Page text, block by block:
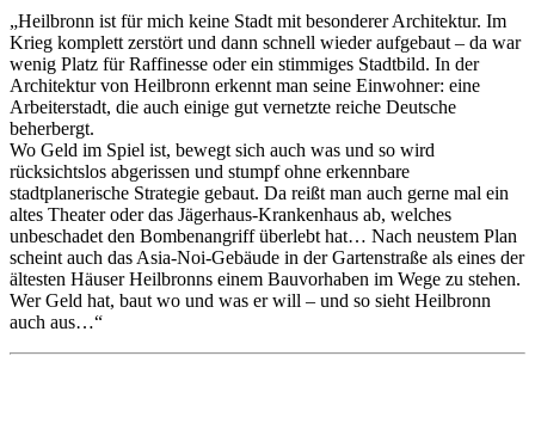
„Heilbronn ist für mich keine Stadt mit besonderer Architektur. Im
Krieg komplett zerstört und dann schnell wieder aufgebaut – da war
wenig Platz für Raffinesse oder ein stimmiges Stadtbild. In der
Architektur von Heilbronn erkennt man seine Einwohner: eine
Arbeiterstadt, die auch einige gut vernetzte reiche Deutsche
beherbergt.
Wo Geld im Spiel ist, bewegt sich auch was und so wird
rücksichtslos abgerissen und stumpf ohne erkennbare
stadtplanerische Strategie gebaut. Da reißt man auch gerne mal ein
altes Theater oder das Jägerhaus-Krankenhaus ab, welches
unbeschadet den Bombenangriff überlebt hat… Nach neustem Plan
scheint auch das Asia-Noi-Gebäude in der Gartenstraße als eines der
ältesten Häuser Heilbronns einem Bauvorhaben im Wege zu stehen.
Wer Geld hat, baut wo und was er will – und so sieht Heilbronn
auch aus…“